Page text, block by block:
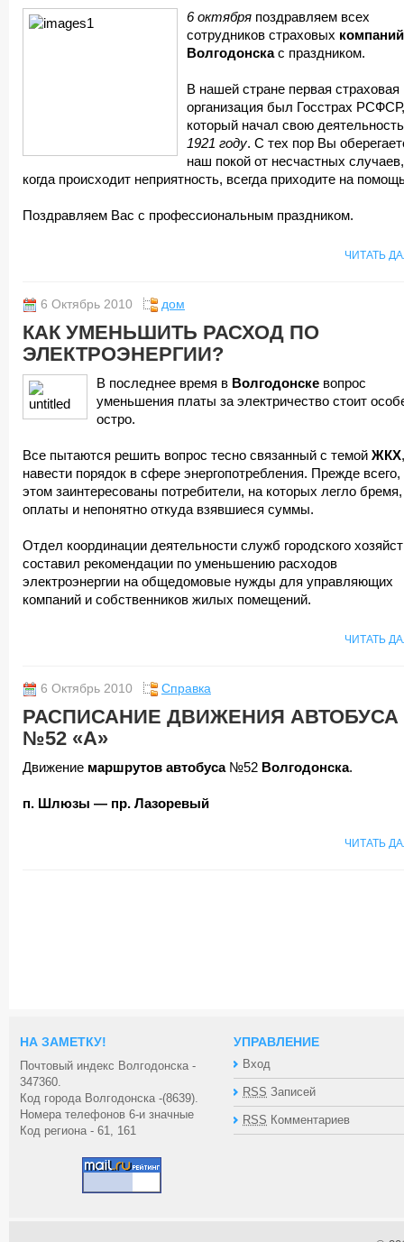
6 октября поздравляем всех
сотрудников страховых компаний
Волгодонскас праздником.
В нашей стране первая страховая
организация был Госстрах РСФСР,
который начал свою деятельность
1921 году. С тех пор Вы
наш покой от несчастных
когда происходит неприятность, всегда приходите на
Поздравляем Вас с профессиональным праздником.
ЧИТАТЬ
6 Октябрь 2010 дом
КАК УМЕНЬШИТЬ РАСХОД ПО
ЭЛЕКТРОЭНЕРГИИ?
В последнее время в Волгодонске вопрос
уменьшения платы за электричество стоит
остро.
Все пытаются решить вопрос тесно связанный с темой ЖКХ
навести порядок в сфере энергопотребления. Прежде всего,
этом заинтересованы потребители, на которых легло бремя,
оплаты и непонятно откуда взявшиеся суммы.
Отдел координации деятельности служб городского
составил рекомендации по уменьшению расходов
электроэнергии на общедомовые нужды для управляющих
компаний и собственников жилых помещений.
ЧИТАТЬ
6 Октябрь 2010 Справка
РАСПИСАНИЕ ДВИЖЕНИЯ АВТОБУСА
№52 «А»
Движение маршрутов автобуса №52 Волгодонска.
п. Шлюзы — пр. Лазоревый
ЧИТАТЬ
НА ЗАМЕТКУ!
Почтовый индекс Волгодонска -
347360.
Код города Волгодонска -(8639).
Номера телефонов 6-и значные
Код региона - 61, 161
УПРАВЛЕНИЕ
Вход
RSS Записей
RSS Комментариев